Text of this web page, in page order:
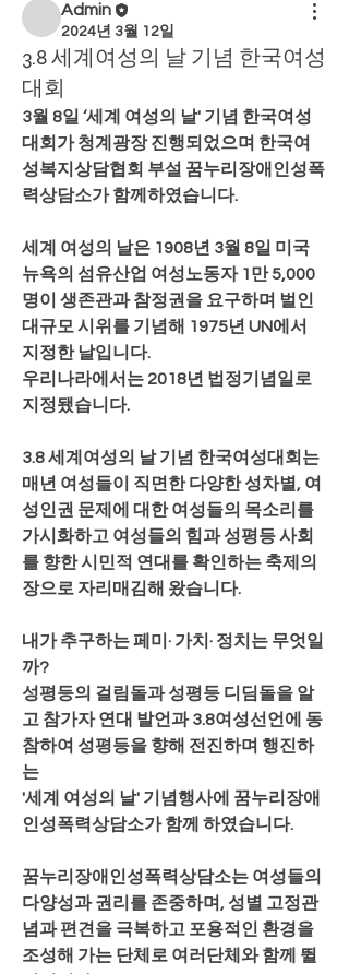
Admin
2024년 3월 12일
3.8 세계여성의 날 기념 한국여성
대회
3월 8일 ‘세계 여성의 날' 기념 한국여성
대회가 청계광장 진행되었으며 한국여
성복지상담협회 부설 꿈누리장애인성폭
력상담소가 함께하였습니다.
세계 여성의 날은 1908년 3월 8일 미국
뉴욕의 섬유산업 여성노동자 1만 5,000
명이 생존관과 참정권을 요구하며 벌인
대규모 시위를 기념해 1975년 UN에서
지정한 날입니다.
우리나라에서는 2018년 법정기념일로
지정됐습니다.
3.8 세계여성의 날 기념 한국여성대회는
매년 여성들이 직면한 다양한 성차별, 여
성인권 문제에 대한 여성들의 목소리를
가시화하고 여성들의 힘과 성평등 사회
를 향한 시민적 연대를 확인하는 축제의
장으로 자리매김해 왔습니다.
내가 추구하는 페미· 가치· 정치는 무엇일
까?
성평등의 걸림돌과 성평등 디딤돌을 알
고 참가자 연대 발언과 3.8여성선언에 동
참하여 성평등을 향해 전진하며 행진하
는
'세계 여성의 날' 기념행사에 꿈누리장애
인성폭력상담소가 함께 하였습니다.
꿈누리장애인성폭력상담소는 여성들의
다양성과 권리를 존중하며, 성별 고정관
념과 편견을 극복하고 포용적인 환경을
조성해 가는 단체로 여러단체와 함께 뛸